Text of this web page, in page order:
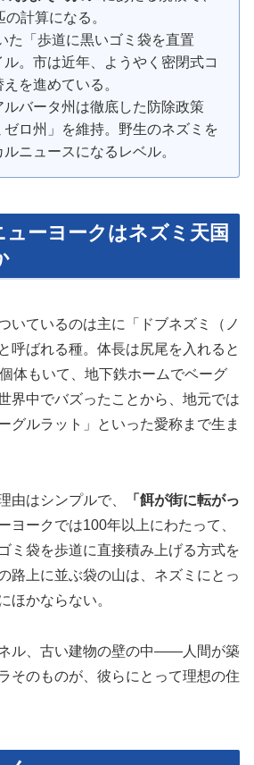
計算になる。
た「歩道に黒いゴミ袋を直置
。市は近年、ようやく密閉式コ
を進めている。
バータ州は徹底した防除政策
ロ州」を維持。野生のネズミを
ニュースになるレベル。
ューヨークはネズミ天国
いているのは主に「ドブネズミ（ノ
呼ばれる種。体長は尻尾を入れると
体もいて、地下鉄ホームでベーグ
界中でバズったことから、地元では
グルラット」といった愛称まで生ま
由はシンプルで、
「餌が街に転がっ
ヨークでは100年以上にわたって、
ミ袋を歩道に直接積み上げる方式を
路上に並ぶ袋の山は、ネズミにとっ
ほかならない。
ル、古い建物の壁の中——人間が築
そのものが、彼らにとって理想の住